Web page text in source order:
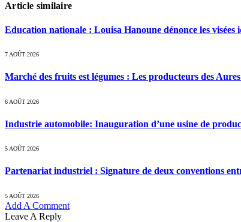
Article similaire
Education nationale : Louisa Hanoune dénonce les visées
7 AOÛT 2026
Marché des fruits est légumes : Les producteurs des
6 AOÛT 2026
Industrie automobile: Inauguration d’une usine de
5 AOÛT 2026
Partenariat industriel : Signature de deux conventions
5 AOÛT 2026
Add A Comment
Leave A Reply